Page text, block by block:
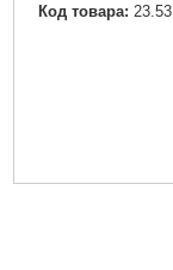
Код товара: